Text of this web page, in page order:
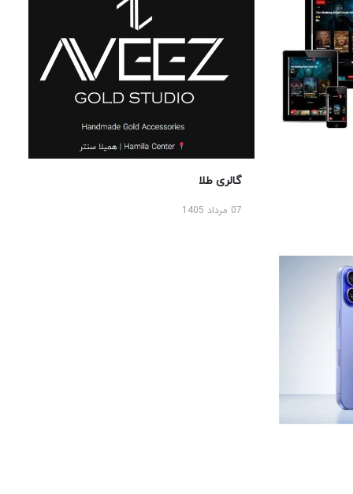
گالری طلا
07 مرداد 1405